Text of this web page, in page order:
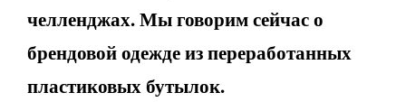
челленджах. Мы говорим сейчас о
брендовой одежде из переработанных
пластиковых бутылок.